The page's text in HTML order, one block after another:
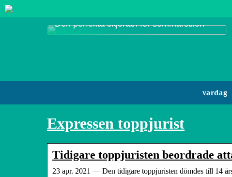
Den perfekta skjortan för sommarstilen
vardag
Expressen toppjurist
Tidigare toppjuristen beordrade
23 apr. 2021 — Den tidigare toppjuristen dömdes till 14